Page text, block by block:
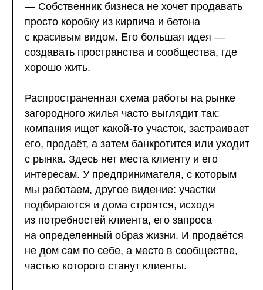
— Собственник бизнеса не хочет продавать
просто коробку из кирпича и бетона
с красивым видом. Его большая идея —
создавать пространства и сообщества, где
хорошо жить.
Распространенная схема работы на рынке
загородного жилья часто выглядит так:
компания ищет какой-то участок, застраивает
его, продаёт, а затем банкротится или уходит
с рынка. Здесь нет места клиенту и его
интересам. У предпринимателя, с которым
мы работаем, другое видение: участки
подбираются и дома строятся, исходя
из потребностей клиента, его запроса
на определенный образ жизни. И продаётся
не дом сам по себе, а место в сообществе,
частью которого станут клиенты.